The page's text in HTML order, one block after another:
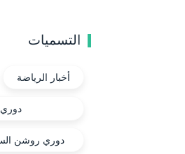
التسميات
أخبار الرياضة
دوري
دوري روشن